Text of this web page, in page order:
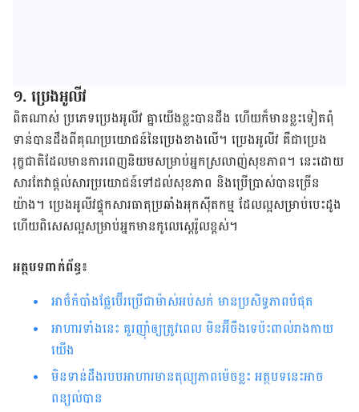
១. ប្រេង​អូលីវ​
ពិត​ណាស់​ ប្រភេទ​ប្រេង​អូលីវ គ្នា​យើង​ខ្លះ​បាន​ដឹង ហើយ​ក៏​មាន​ខ្លះ​ទៀត​ពុំ​
ទាន់​បាន​ដឹង​ពី​គុណ​ប្រយោជន៍​នៃ​ប្រេង​ខាង​លើ។ ​ប្រេង​​អូលីវ គឺ​ជា​ប្រេង​
រុក្ខជាតិ​ដែល​​​មាន​ការ​ពេញ​និយម​សម្រាប់​អ្នក​ស្រលាញ់​សុខភាព​។ នេះ​ដោយ​
សារ​តែ​វា​ផ្តល់​សារប្រយោជន៍​​ទៅ​ដល់​សុខភាព​ និង​ប្រើ​ប្រាស់​​បាន​ច្រើន​
យ៉ាង។ ប្រេង​អូលីវ​ផ្ទុក​សារធាតុ​ប្រឆាំង​អុកស៊ីតកម្ម​ ដែល​ល្អ​សម្រាប់​បេះដូង
ហើយ​ពិសេស​ល្អ​សម្រាប់​អ្នក​មាន​កូលេស្តេរ៉ូល​ខ្ពស់​។
អត្ថបទ​ពាក់​ព័ន្ធ៖
អាថ៌កំបាំងផ្លែប៊ើរប្រើជាម៉ាស់អប់សក់ មានប្រសិទ្ធភាពបំផុត
អាហារទាំងនេះ គួរញ៉ាំឲ្យត្រូវពេល មិនអ៊ីចឹងទេប៉ះពាល់រាងកាយ
យើង
មិនទាន់ដឹងរបបអាហារមានតុល្យភាពម៉េចខ្លះ អត្ថបទនេះអាច
ពន្យល់បាន